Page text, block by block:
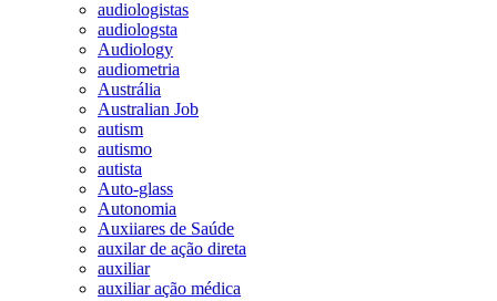
audiologistas
audiologsta
Audiology
audiometria
Austrália
Australian Job
autism
autismo
autista
Auto-glass
Autonomia
Auxiiares de Saúde
auxilar de ação direta
auxiliar
auxiliar ação médica